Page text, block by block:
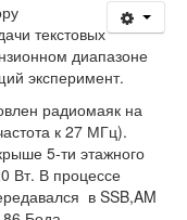
текстовых
диапазоне
эксперимент.
радиомаяк на
к 27 МГц).
5-ти этажного
Вт. В процессе
в SSB,AM